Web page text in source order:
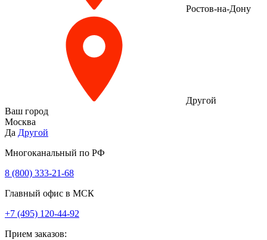
Ростов-на-Дону
Другой
Ваш город
Москва
Да Другой
Многоканальный по РФ
8 (800) 333‑21-68
Главный офис в МСК
+7 (495) 120-44-92
Прием заказов: